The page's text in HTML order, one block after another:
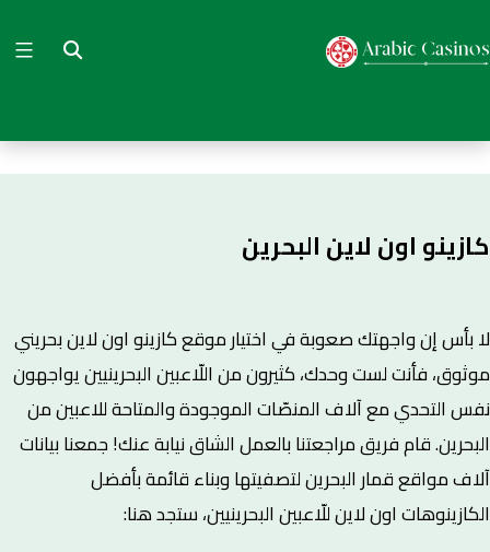
to
كازينو اون لاين البحرين
لا بأس إن واجهتك صعوبة في اختيار موقع كازينو اون لاين بحريني
موثوق، فأنت لست وحدك، كثيرون من اللّاعبين البحرينيين يواجهون
نفس التحدي مع آلاف المنصّات الموجودة والمتاحة للاعبين من
البحرين. قام فريق مراجعتنا بالعمل الشاق نيابة عنك! جمعنا بيانات
آلاف مواقع قمار البحرين لتصفيتها وبناء قائمة بأفضل
الكازينوهات اون لاين للّاعبين البحرينيين، ستجد هنا: